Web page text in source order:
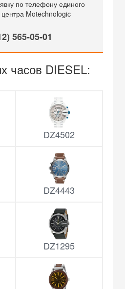
по телефону единого
центра Motechnologic
565-05-01
часов DIESEL:
DZ4502
DZ4443
DZ1295